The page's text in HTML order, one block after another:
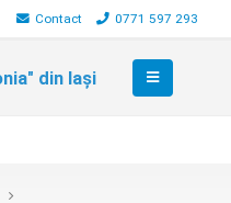
Contact 0771 597 293
din Iași